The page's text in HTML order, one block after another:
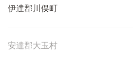
伊達郡川俣町
安達郡大玉村